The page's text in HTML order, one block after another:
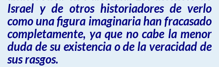
Israel y de otros historiadores de verlo
como una figura imaginaria han fracasado
completamente, ya que no cabe la menor
duda de su existencia o de la veracidad de
sus rasgos.